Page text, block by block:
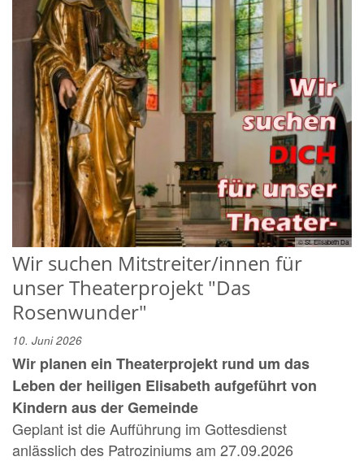
© St. Elisabeth Da
Wir suchen Mitstreiter/innen für
unser Theaterprojekt "Das
Rosenwunder"
10. Juni 2026
Wir planen ein Theaterprojekt rund um das
Leben der heiligen Elisabeth aufgeführt von
Kindern aus der Gemeinde
Geplant ist die Aufführung im Gottesdienst
anlässlich des Patroziniums am 27.09.2026